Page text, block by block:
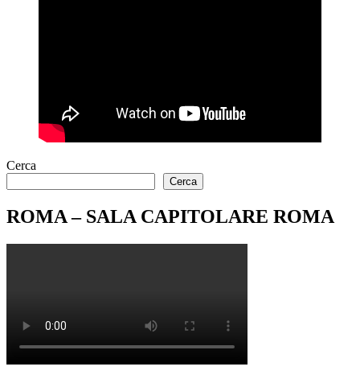
Cerca
Cerca
ROMA – SALA CAPITOLARE ROMA